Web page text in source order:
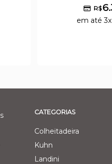
R$
em até
CATEGORIAS
Colheitadeira
Kuhn
Landini